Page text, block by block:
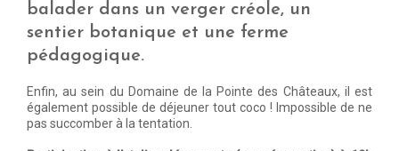
balader dans un verger créole, un
sentier botanique et une ferme
pédagogique.
Enfin, au sein du Domaine de la Pointe des Châteaux, il est
également possible de déjeuner tout coco ! Impossible de ne
pas succomber à la tentation.